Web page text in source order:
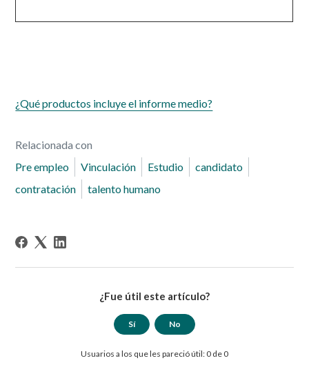
¿Qué productos incluye el informe medio?
Relacionada con
Pre empleo
Vinculación Estudio
candidato
contratación
talento humano
¿Fue útil este artículo?
Sí No
Usuarios a los que les pareció útil: 0 de 0